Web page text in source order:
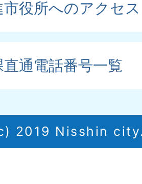
市役所へのアクセス
直通電話番号一覧
2019 Nisshin